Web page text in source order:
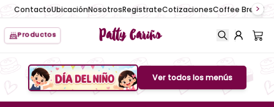
ContactoUbicaciónNosotrosRegistrateCotizacionesCoffee Break
Productos Patty Cariño
Boton de menu
Ver todos los menús